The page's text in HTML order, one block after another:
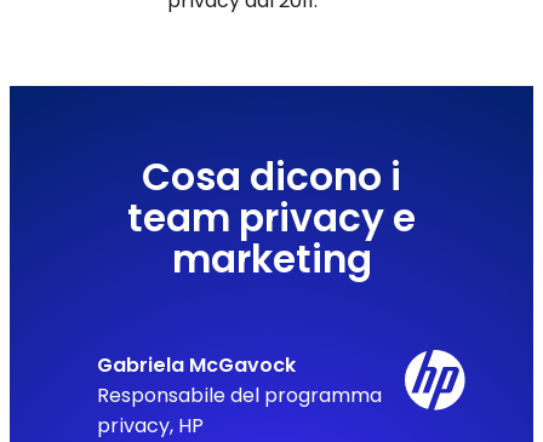
Cosa dicono i
team privacy e
marketing
Gabriela McGavock
Responsabile del programma
privacy, HP